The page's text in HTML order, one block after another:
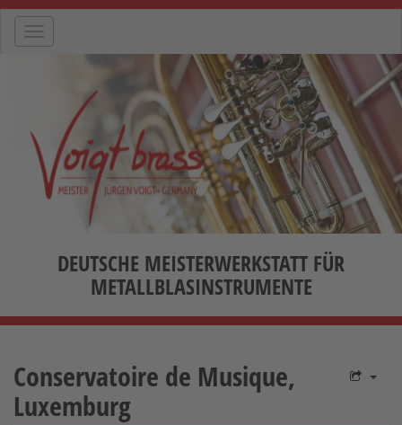
Navigation
DEUTSCHE MEISTERWERKSTATT FÜR
METALLBLASINSTRUMENTE
Conservatoire de Musique,
Luxemburg